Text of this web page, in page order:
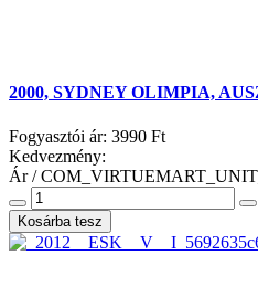
2000, SYDNEY OLIMPIA,
Fogyasztói ár: 3990 Ft
Kedvezmény:
Ár /